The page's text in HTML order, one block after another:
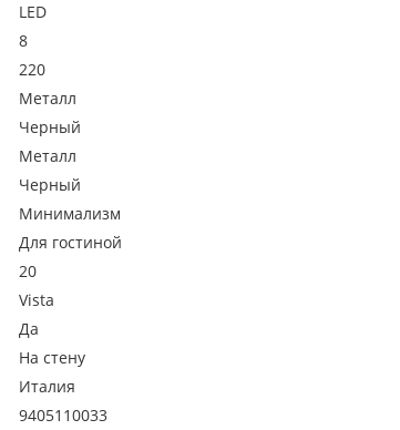
LED
8
220
Металл
Черный
Металл
Черный
Минимализм
Для гостиной
20
Vista
Да
На стену
Италия
9405110033